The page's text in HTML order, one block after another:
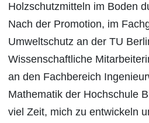
Holzschutzmitteln im Boden
Nach der Promotion, im
Umweltschutz an der TU
Wissenschaftliche
an den Fachbereich
Mathematik der Hochschule
viel Zeit, mich zu entwickeln